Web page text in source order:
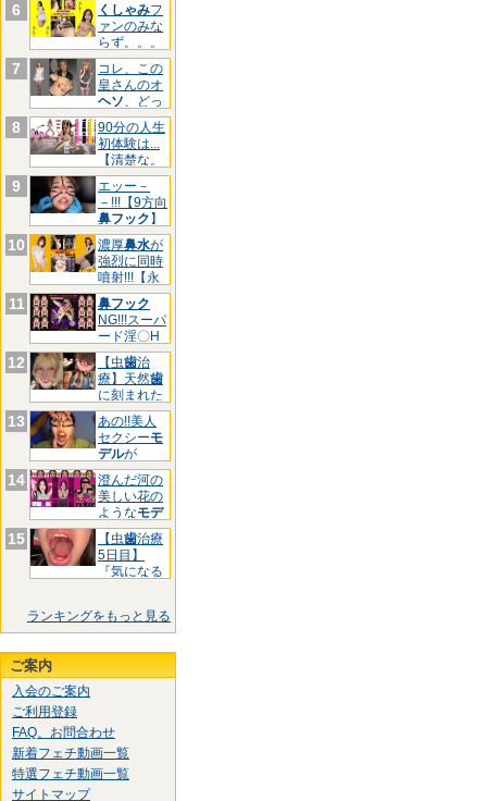
6 くしゃみフ
ァンのみな
らず。。。
【三池
7
コレ、この
皇さんのオ
ヘソ、どっ
ちです
8
90分の人生
初体験は...
【清楚な。
9
エッー－
－!!!【9方向
鼻フック 】
マ
10 濃厚鼻水が
強烈に同時
噴射!!!【永
久
11
鼻フック
NG!!!スーパ
ード淫〇H
お
12 【虫歯治
療】天然歯
に刻まれた
黒印‼ゆ
13
あの!!美人
セクシーモ
デルが
&quo
14
澄んだ河の
美しい花の
ようなモデ
ル様!
15 【虫歯治療
5日目】
『気になる
ランキングをもっと見る
ご案内
入会のご案内
ご利用登録
FAQ、お問合わせ
新着フェチ動画一覧
特選フェチ動画一覧
サイトマップ